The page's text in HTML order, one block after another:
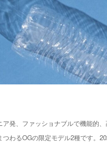
ア発、ファッショナブルで機能的
わるOGの限定モデル2種です。